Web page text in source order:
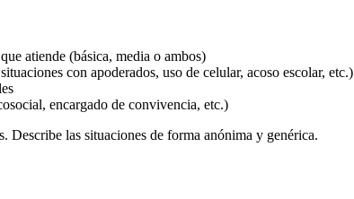
atiende (básica, media o ambos)
con apoderados, uso de celular, acoso escolar, etc.)
encargado de convivencia, etc.)
Describe las situaciones de forma anónima y genérica.